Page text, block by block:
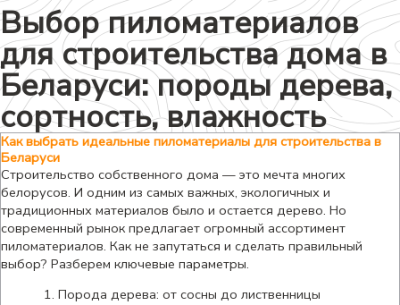
Выбор пиломатериалов
для строительства дома в
Беларуси: породы дерева,
сортность, влажность
Как выбрать идеальные пиломатериалы для строительства в
Беларуси
Строительство собственного дома — это мечта многих
белорусов. И одним из самых важных, экологичных и
традиционных материалов было и остается дерево. Но
современный рынок предлагает огромный ассортимент
пиломатериалов. Как не запутаться и сделать правильный
выбор? Разберем ключевые параметры.
Порода дерева: от сосны до лиственницы